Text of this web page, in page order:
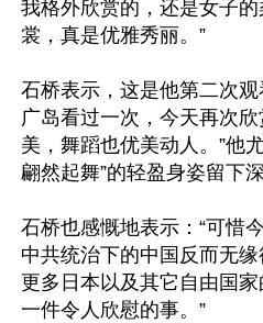
我格外欣赏的，还是女子
裳，真是优雅秀丽。”
石桥表示，这是他第二次
广岛看过一次，今天再次
美，舞蹈也优美动人。”他
翩然起舞”的轻盈身姿留下
石桥也感慨地表示：“可惜
中共统治下的中国反而无缘
更多日本以及其它自由国
一件令人欣慰的事。”